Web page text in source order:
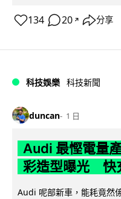
134 20 ↗ 分享
科技娛樂 科技新聞
duncan 1 日
Audi 最慳電量
彩造型曝光 快
Audi 呢部新車，能耗竟然